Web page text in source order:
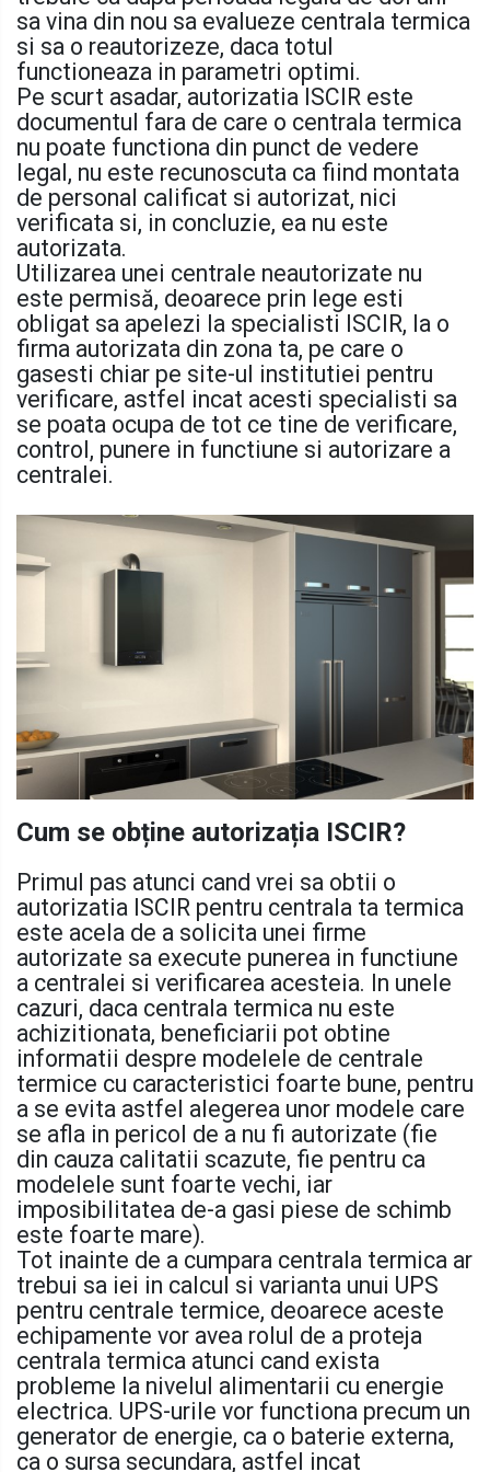
sa vina din nou sa evalueze centrala termica
si sa o reautorizeze, daca totul
functioneaza in parametri optimi.
Pe scurt asadar, autorizatia ISCIR este
documentul fara de care o centrala termica
nu poate functiona din punct de vedere
legal, nu este recunoscuta ca fiind montata
de personal calificat si autorizat, nici
verificata si, in concluzie, ea nu este
autorizata.
Utilizarea unei centrale neautorizate nu
este permisă, deoarece prin lege esti
obligat sa apelezi la specialisti ISCIR, la o
firma autorizata din zona ta, pe care o
gasesti chiar pe site-ul institutiei pentru
verificare, astfel incat acesti specialisti sa
se poata ocupa de tot ce tine de verificare,
control, punere in functiune si autorizare a
centralei.
Cum se obține autorizația ISCIR?
Primul pas atunci cand vrei sa obtii o
autorizatia ISCIR pentru centrala ta termica
este acela de a solicita unei firme
autorizate sa execute punerea in functiune
a centralei si verificarea acesteia. In unele
cazuri, daca centrala termica nu este
achizitionata, beneficiarii pot obtine
informatii despre modelele de centrale
termice cu caracteristici foarte bune, pentru
a se evita astfel alegerea unor modele care
se afla in pericol de a nu fi autorizate (fie
din cauza calitatii scazute, fie pentru ca
modelele sunt foarte vechi, iar
imposibilitatea de-a gasi piese de schimb
este foarte mare).
Tot inainte de a cumpara centrala termica ar
trebui sa iei in calcul si varianta unui UPS
pentru centrale termice, deoarece aceste
echipamente vor avea rolul de a proteja
centrala termica atunci cand exista
probleme la nivelul alimentarii cu energie
electrica. UPS-urile vor functiona precum un
generator de energie, ca o baterie externa,
ca o sursa secundara, astfel incat